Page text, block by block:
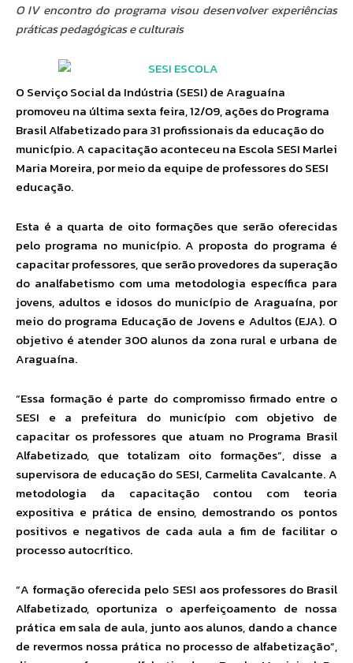
O IV encontro do programa visou desenvolver experiências
práticas pedagógicas e culturais
O Serviço Social da Indústria (SESI) de Araguaína
promoveu na última sexta feira, 12/09, ações do Programa
Brasil Alfabetizado para 31 profissionais da educação do
município. A capacitação aconteceu na Escola SESI Marlei
Maria Moreira, por meio da equipe de professores do SESI
educação.
Esta é a quarta de oito formações que serão oferecidas
pelo programa no município. A proposta do programa é
capacitar professores, que serão provedores da superação
do analfabetismo com uma metodologia específica para
jovens, adultos e idosos do município de Araguaína, por
meio do programa Educação de Jovens e Adultos (EJA). O
objetivo é atender 300 alunos da zona rural e urbana de
Araguaína.
“Essa formação é parte do compromisso firmado entre o
SESI e a prefeitura do município com objetivo de
capacitar os professores que atuam no Programa Brasil
Alfabetizado, que totalizam oito formações”, disse a
supervisora de educação do SESI, Carmelita Cavalcante. A
metodologia da capacitação contou com teoria
expositiva e prática de ensino, demostrando os pontos
positivos e negativos de cada aula a fim de facilitar o
processo autocrítico.
“A formação oferecida pelo SESI aos professores do Brasil
Alfabetizado, oportuniza o aperfeiçoamento de nossa
prática em sala de aula, junto aos alunos, dando a chance
de revermos nossa prática no processo de alfabetização”,